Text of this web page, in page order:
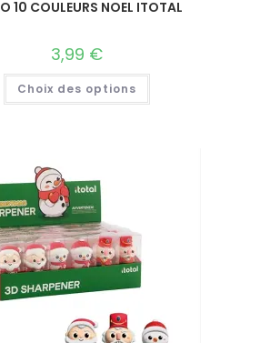
10 COULEURS NOEL ITOTAL
3,99 €
Choix des options